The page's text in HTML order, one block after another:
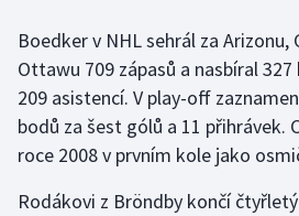
Dostihy
Florbal
Golf
Boedker v NHL sehrál za Arizonu,
Ottawu 709 zápasů a nasbíral
209 asistencí. V play-off
bodů za šest gólů a 11 přihrávek.
roce 2008 v prvním kole jako
Rodákovi z Bröndby končí